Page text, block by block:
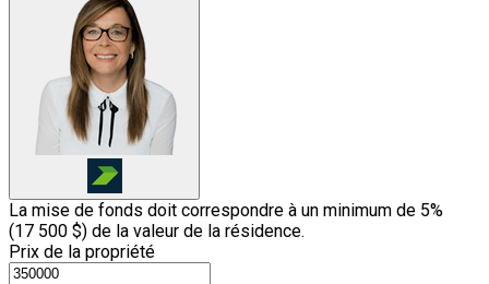
La mise de fonds doit correspondre à un minimum de 5%
(17 500 $) de la valeur de la résidence.
Prix de la propriété